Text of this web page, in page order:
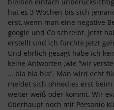
hat es 3 Wochen bis sich
erst, wenn man eine negative
google und Co schreibt. Jetzt
erstellt und ich fürchte jetzt
Und ehrlich gesagt habe ich
keine Antworten ,wie “wir
… bla bla bla”. Man wird echt
meldet sich ohnedies erst
weiter weiß oder kommt. Wir
überhaupt noch mit Personio